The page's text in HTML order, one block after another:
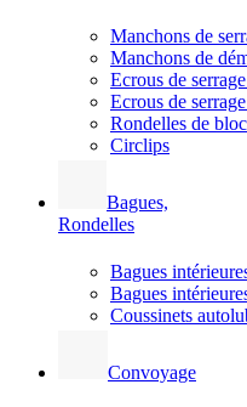
Manchons de
Manchons de
Ecrous de
Ecrous de
Rondelles de
Circlips
Bagues,
Rondelles
Bagues
Bagues
Coussinets
Convoyage